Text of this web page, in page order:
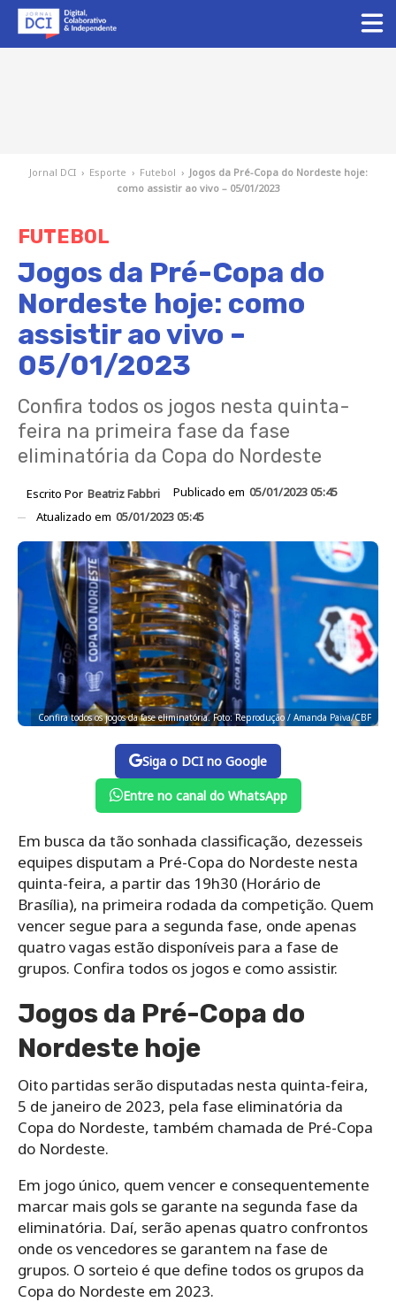
Jornal DCI › Esporte › Futebol › Jogos da Pré-Copa do Nordeste hoje:
como assistir ao vivo – 05/01/2023
FUTEBOL
Jogos da Pré-Copa do
Nordeste hoje: como
assistir ao vivo –
05/01/2023
Confira todos os jogos nesta quinta-
feira na primeira fase da fase
eliminatória da Copa do Nordeste
Escrito Por Beatriz Fabbri Publicado em 05/01/2023 05:45
Atualizado em 05/01/2023 05:45
Confira todos os jogos da fase eliminatória. Foto: Reprodução / Amanda Paiva/CBF
Siga o DCI no Google
Entre no canal do WhatsApp
Em busca da tão sonhada classificação, dezesseis
equipes disputam a Pré-Copa do Nordeste nesta
quinta-feira, a partir das 19h30 (Horário de
Brasília), na primeira rodada da competição. Quem
vencer segue para a segunda fase, onde apenas
quatro vagas estão disponíveis para a fase de
grupos. Confira todos os jogos e como assistir.
Jogos da Pré-Copa do
Nordeste hoje
Oito partidas serão disputadas nesta quinta-feira,
5 de janeiro de 2023, pela fase eliminatória da
Copa do Nordeste, também chamada de Pré-Copa
do Nordeste.
Em jogo único, quem vencer e consequentemente
marcar mais gols se garante na segunda fase da
eliminatória. Daí, serão apenas quatro confrontos
onde os vencedores se garantem na fase de
grupos. O sorteio é que define todos os grupos da
Copa do Nordeste em 2023.